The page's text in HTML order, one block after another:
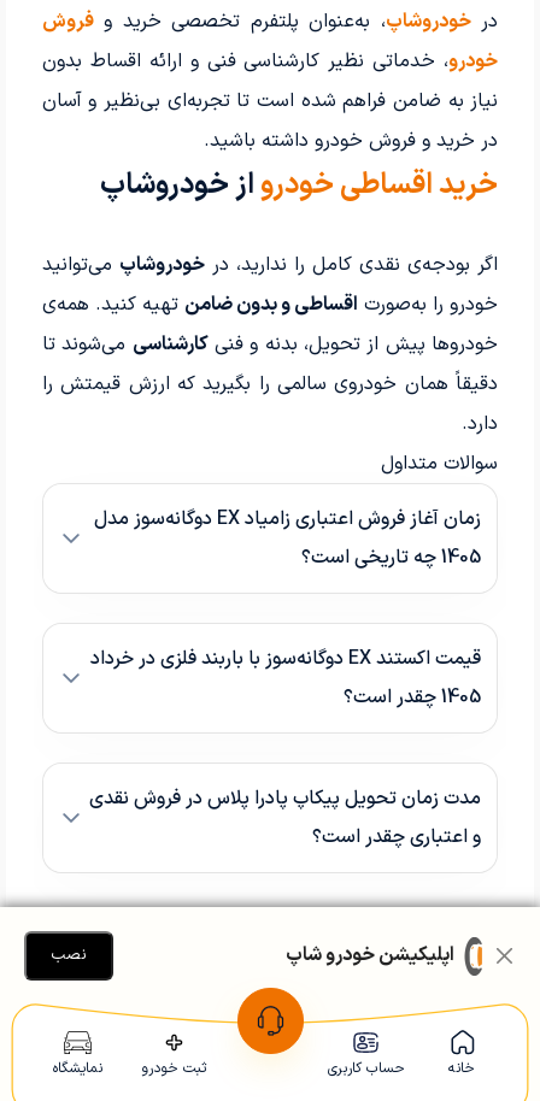
درخودروشاپ، به‌عنوان پلتفرم تخصصی خرید وفروش
خودرو، خدماتی نظیر کارشناسی فنی و ارائه اقساط بدون
نیاز به ضامن فراهم شده است تا تجربه‌ای بی‌نظیر و آسان
در خرید و فروش خودرو داشته باشید.
خرید اقساطی خودرواز خودروشاپ
اگر بودجه‌ی نقدی کامل را ندارید، درخودروشاپ می‌توانید
خودرو را به‌صورت اقساطی و بدون ضامن تهیه کنید. همه‌ی
خودروها پیش از تحویل، بدنه و فنیکارشناسی می‌شوند تا
دقیقاً همان خودروی سالمی را بگیرید که ارزش قیمتش را
دارد.
سوالات متداول
زمان آغاز فروش اعتباری زامیاد EX دوگانه‌سوز مدل
1405 چه تاریخی است؟
قیمت اکستند EX دوگانه‌سوز با باربند فلزی در خرداد
1405 چقدر است؟
مدت زمان تحویل پیکاپ پادرا پلاس در فروش نقدی
و اعتباری چقدر است؟
به این مطلب چه امتیازی می‌دهید؟
(
نفر امتیاز داده‌اند ) خانه حساب کاربری ثبت خودرو نمایشگاه
اپلیکیشن خودرو شاپ نصب